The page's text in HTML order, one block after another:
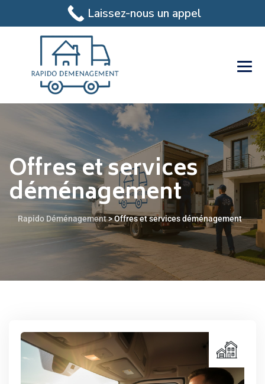
Offres et services
déménagement
Rapido Déménagement>Offres et services déménagement
Laissez-nous un appel